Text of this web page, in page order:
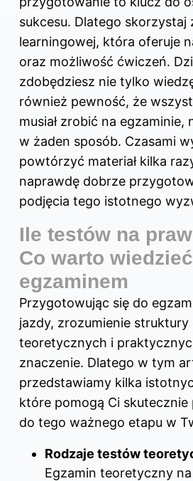
sukcesu. Dlatego
learningowej, która oferuje
oraz możliwość ćwiczeń.
zdobędziesz nie tylko
również pewność, że
musiał zrobić na egzaminie,
w żaden sposób. Czasami
powtórzyć materiał kilka
naprawdę dobrze
podjęcia tego istotnego
Ile testów na
Co warto
egzaminem
Przygotowując się do
jazdy, zrozumienie struktury
teoretycznych i
znaczenie. Dlatego w tym
przedstawiamy kilka
które pomogą Ci
do tego ważnego etapu w
Rodzaje testów
Egzamin teoretyczny